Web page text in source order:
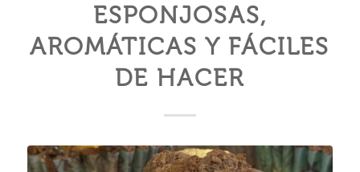
ESPONJOSAS,
AROMÁTICAS Y FÁCILES
DE HACER